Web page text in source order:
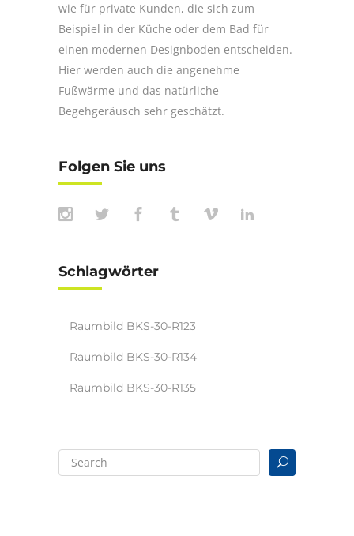
wie für private Kunden, die sich zum
Beispiel in der Küche oder dem Bad für
einen modernen Designboden entscheiden.
Hier werden auch die angenehme
Fußwärme und das natürliche
Begehgeräusch sehr geschätzt.
Folgen Sie uns
Schlagwörter
Raumbild BKS-30-R123
Raumbild BKS-30-R134
Raumbild BKS-30-R135